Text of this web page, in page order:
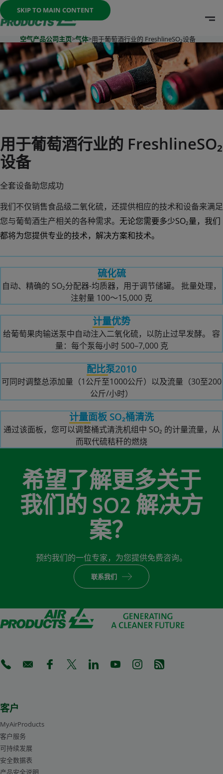
SKIP TO MAIN CONTENT
Once the menu is open you can move between options
空气产品公司主页>气体>用于葡萄酒行业的 FreshlineSO₂设备
用于葡萄酒行业的 FreshlineSO₂
设备
全套设备助您成功
我们不仅销售食品级二氧化硫，还提供相应的技术和设备来满足
您与葡萄酒生产相关的各种需求。 无论您需要多少SO₂量，我们
都将为您提供专业的技术，解决方案和技术。
硫化计
容量式 SO₂ 给料器供手动操作使用，适用于小用量 不锈钢材
硫化硫
自动、精确的 SO₂分配器-均质器，用于调节储罐。 批量处理，
注射量 100〜15,000 克
计量优势
给葡萄果肉输送泵中自动注入二氧化硫，以防止过早发酵。 容
量：每个泵每小时 500–7,000 克
配比泵2010
可同时调整总添加量（1公斤至1000公斤）以及流量（30至200
公斤/小时）
计量面板 SO₂桶清洗
通过该面板，您可以调整桶式清洗机组中 SO₂ 的计量流量，从
而取代硫秸秆的燃烧
希望了解更多关于
我们的 SO2 解决方
案？
预约我们的一位专家，为您提供免费咨询。
联系我们
(Opens in a new tab)
(Opens in a new tab)
(Opens in a new tab)
(Opens in a new tab)
(Opens in a new tab)
(Opens in a new tab)
(Opens in a new tab)
(Opens in a new
客户
MyAirProducts
客户服务
可持续发展
安全数据表
产品安全说明